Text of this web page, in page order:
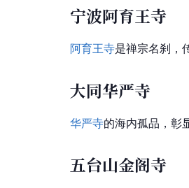
宁波阿育王寺
阿育王寺是禅宗名刹，
大同华严寺
华严寺的海内孤品，彰
五台山金阁寺